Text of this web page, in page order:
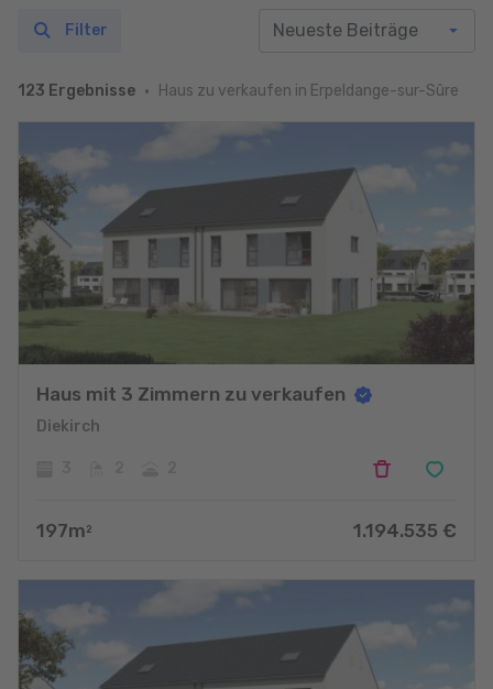
123 Ergebnisse Haus zu verkaufen in Erpeldange-sur-Sûre
Filter
Haus mit 3 Zimmern zu verkaufen
Diekirch
197m 2 1.194.535 €